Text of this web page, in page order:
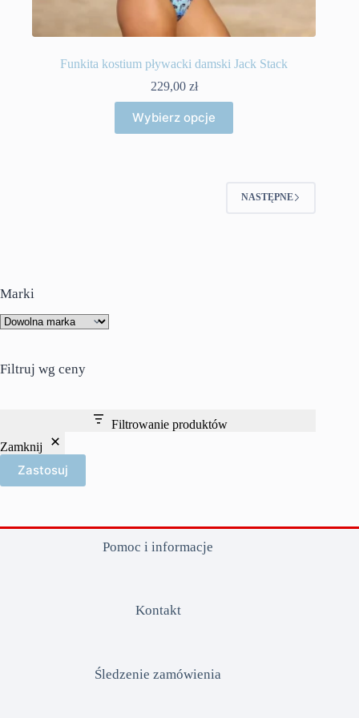
Funkita kostium pływacki damski Jack Stack
229,00 zł
Wybierz opcje
produkt
ma
NASTĘPNE
Marki
Filtruj wg ceny
Filtrowanie produktów
Zamknij
Zastosuj
Pomoc i informacje
Kontakt
Śledzenie zamówienia